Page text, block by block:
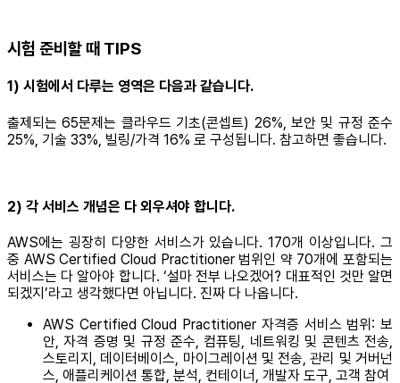
시험 준비할 때 TIPS
1) 시험에서 다루는 영역은 다음과 같습니다.
출제되는 65문제는 클라우드 기초(콘셉트) 26%, 보안 및 규정 준수
25%, 기술 33%, 빌링/가격 16% 로 구성됩니다. 참고하면 좋습니다.
2) 각 서비스 개념은 다 외우셔야 합니다.
AWS에는 굉장히 다양한 서비스가 있습니다. 170개 이상입니다. 그
중 AWS Certified Cloud Practitioner 범위인 약 70개에 포함되는
서비스는 다 알아야 합니다. ‘설마 전부 나오겠어? 대표적인 것만 알면
되겠지’라고 생각했다면 아닙니다. 진짜 다 나옵니다.
AWS Certified Cloud Practitioner 자격증 서비스 범위: 보
안, 자격 증명 및 규정 준수, 컴퓨팅, 네트워킹 및 콘텐츠 전송,
스토리지, 데이터베이스, 마이그레이션 및 전송, 관리 및 거버넌
스, 애플리케이션 통합, 분석, 컨테이너, 개발자 도구, 고객 참여